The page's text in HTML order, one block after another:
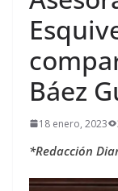
Báez
18 enero, 2023
*Redacción